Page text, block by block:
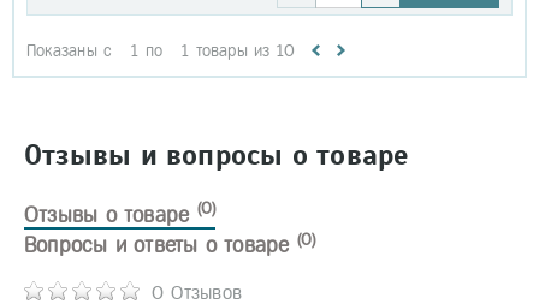
Показаны с 1 по 1 товары из 10
Отзывы и вопросы о товаре
Отзывы о товаре (0)
0 Отзывов
Вопросы и ответы о товаре (0)